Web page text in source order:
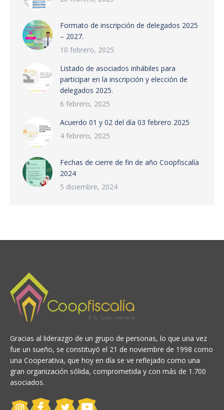
Formato de inscripción de delegados 2025
– 2027.
10 febrero, 2025
Listado de asociados inhábiles para
participar en la inscripción y elección de
delegados 2025.
6 febrero, 2025
Acuerdo 01 y 02 del día 03 febrero 2025
4 febrero, 2025
Fechas de cierre de fin de año Coopfiscalía
2024
5 diciembre, 2024
Gracias al liderazgo de un grupo de personas, lo que una vez
fue un sueño, se constituyó el 21 de noviembre de 1998 como
una Cooperativa, que hoy en día se ve reflejado como una
gran organización sólida, comprometida y con más de 1.700
asociados.